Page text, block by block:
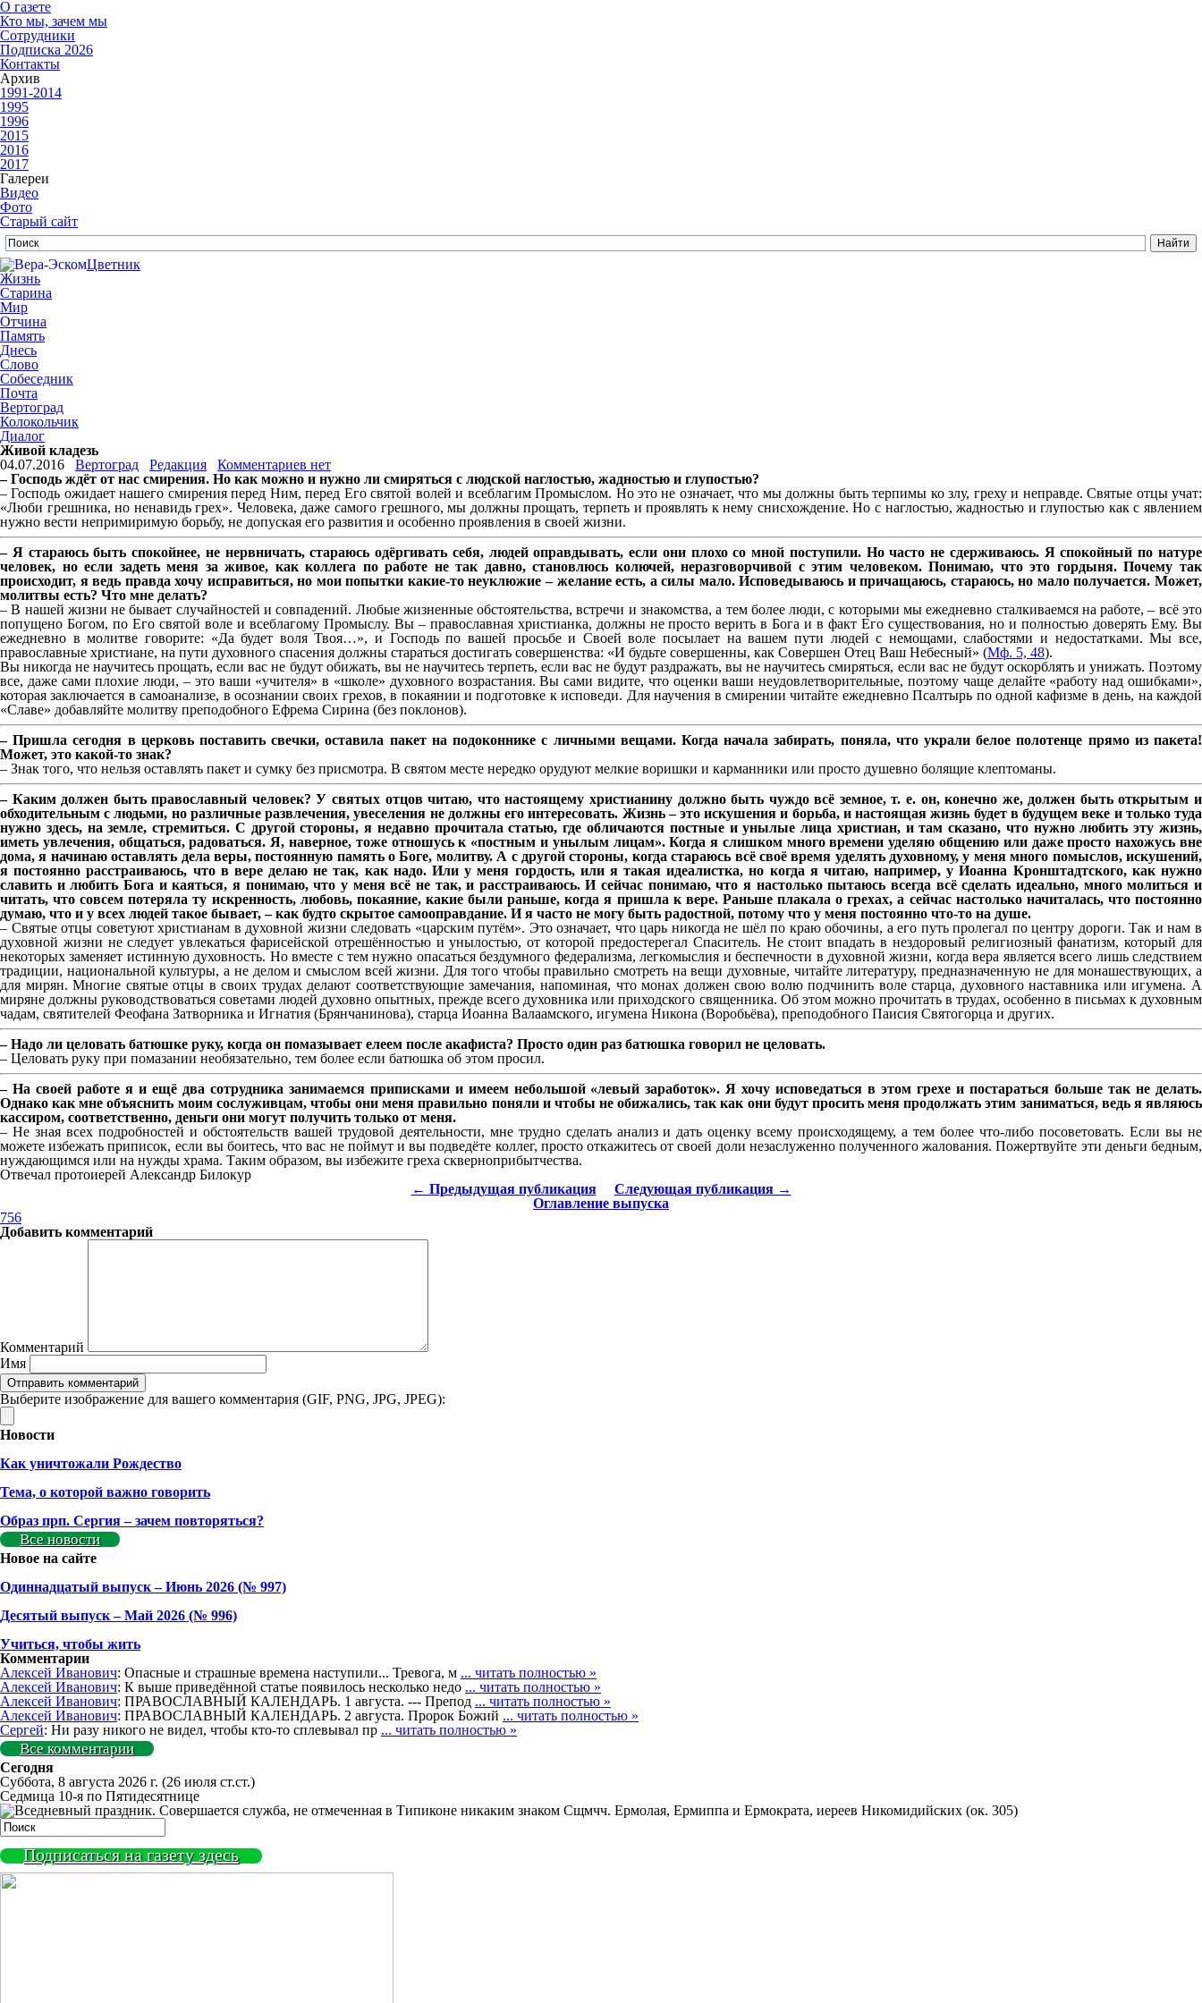
О газете
Кто мы, зачем мы
Сотрудники
Подписка 2026
Контакты
Архив
1991-2014
1995
1996
2015
2016
2017
Галереи
Видео
Фото
Старый сайт
Цветник
Жизнь
Старина
Мир
Отчина
Память
Днесь
Слово
Собеседник
Почта
Вертоград
Колокольчик
Диалог
Живой кладезь
04.07.2016
Вертоград Редакция
Комментариев нет
– Господь ждёт от нас смирения. Но как можно и нужно ли смиряться с людской наглостью, жадностью и глупостью?
– Господь ожидает нашего смирения перед Ним, перед Его святой волей и всеблагим Промыслом. Но это не означает, что мы должны быть терпимы ко злу, греху и неправде. Святые отцы учат:
«Люби грешника, но ненавидь грех». Человека, даже самого грешного, мы должны прощать, терпеть и проявлять к нему снисхождение. Но с наглостью, жадностью и глупостью как с явлением
нужно вести непримиримую борьбу, не допуская его развития и особенно проявления в своей жизни.
– Я стараюсь быть спокойнее, не нервничать, стараюсь одёргивать себя, людей оправдывать, если они плохо со мной поступили. Но часто не сдерживаюсь. Я спокойный по натуре
человек, но если задеть меня за живое, как коллега по работе не так давно, становлюсь колючей, неразговорчивой с этим человеком. Понимаю, что это гордыня. Почему так
происходит, я ведь правда хочу исправиться, но мои попытки какие-то неуклюжие – желание есть, а силы мало. Исповедываюсь и причащаюсь, стараюсь, но мало получается. Может,
молитвы есть? Что мне делать?
– В нашей жизни не бывает случайностей и совпадений. Любые жизненные обстоятельства, встречи и знакомства, а тем более люди, с которыми мы ежедневно сталкиваемся на работе, – всё это
попущено Богом, по Его святой воле и всеблагому Промыслу. Вы – православная христианка, должны не просто верить в Бога и в факт Его существования, но и полностью доверять Ему. Вы
ежедневно в молитве говорите: «Да будет воля Твоя…», и Господь по вашей просьбе и Своей воле посылает на вашем пути людей с немощами, слабостями и недостатками. Мы все,
православные христиане, на пути духовного спасения должны стараться достигать совершенства: «И будьте совершенны, как Совершен Отец Ваш Небесный» (Мф. 5, 48).
Вы никогда не научитесь прощать, если вас не будут обижать, вы не научитесь терпеть, если вас не будут раздражать, вы не научитесь смиряться, если вас не будут оскорблять и унижать. Поэтому
все, даже сами плохие люди, – это ваши «учителя» в «школе» духовного возрастания. Вы сами видите, что оценки ваши неудовлетворительные, поэтому чаще делайте «работу над ошибками»,
которая заключается в самоанализе, в осознании своих грехов, в покаянии и подготовке к исповеди. Для научения в смирении читайте ежедневно Псалтырь по одной кафизме в день, на каждой
«Славе» добавляйте молитву преподобного Ефрема Сирина (без поклонов).
– Пришла сегодня в церковь поставить свечки, оставила пакет на подоконнике с личными вещами. Когда начала забирать, поняла, что украли белое полотенце прямо из пакета!
Может, это какой-то знак?
– Знак того, что нельзя оставлять пакет и сумку без присмотра. В святом месте нередко орудуют мелкие воришки и карманники или просто душевно болящие клептоманы.
– Каким должен быть православный человек? У святых отцов читаю, что настоящему христианину должно быть чуждо всё земное, т. е. он, конечно же, должен быть открытым и
обходительным с людьми, но различные развлечения, увеселения не должны его интересовать. Жизнь – это искушения и борьба, и настоящая жизнь будет в будущем веке и только туда
нужно здесь, на земле, стремиться. С другой стороны, я недавно прочитала статью, где обличаются постные и унылые лица христиан, и там сказано, что нужно любить эту жизнь,
иметь увлечения, общаться, радоваться. Я, наверное, тоже отношусь к «постным и унылым лицам». Когда я слишком много времени уделяю общению или даже просто нахожусь вне
дома, я начинаю оставлять дела веры, постоянную память о Боге, молитву. А с другой стороны, когда стараюсь всё своё время уделять духовному, у меня много помыслов, искушений,
я постоянно расстраиваюсь, что в вере делаю не так, как надо. Или у меня гордость, или я такая идеалистка, но когда я читаю, например, у Иоанна Кронштадтского, как нужно
славить и любить Бога и каяться, я понимаю, что у меня всё не так, и расстраиваюсь. И сейчас понимаю, что я настолько пытаюсь всегда всё сделать идеально, много молиться и
читать, что совсем потеряла ту искренность, любовь, покаяние, какие были раньше, когда я пришла к вере. Раньше плакала о грехах, а сейчас настолько начиталась, что постоянно
думаю, что и у всех людей такое бывает, – как будто скрытое самооправдание. И я часто не могу быть радостной, потому что у меня постоянно что-то на душе.
– Святые отцы советуют христианам в духовной жизни следовать «царским путём». Это означает, что царь никогда не шёл по краю обочины, а его путь пролегал по центру дороги. Так и нам в
духовной жизни не следует увлекаться фарисейской отрешённостью и унылостью, от которой предостерегал Спаситель. Не стоит впадать в нездоровый религиозный фанатизм, который для
некоторых заменяет истинную духовность. Но вместе с тем нужно опасаться бездумного федерализма, легкомыслия и беспечности в духовной жизни, когда вера является всего лишь следствием
традиции, национальной культуры, а не делом и смыслом всей жизни. Для того чтобы правильно смотреть на вещи духовные, читайте литературу, предназначенную не для монашествующих, а
для мирян. Многие святые отцы в своих трудах делают соответствующие замечания, напоминая, что монах должен свою волю подчинить воле старца, духовного наставника или игумена. А
миряне должны руководствоваться советами людей духовно опытных, прежде всего духовника или приходского священника. Об этом можно прочитать в трудах, особенно в письмах к духовным
чадам, святителей Феофана Затворника и Игнатия (Брянчанинова), старца Иоанна Валаамского, игумена Никона (Воробьёва), преподобного Паисия Святогорца и других.
– Надо ли целовать батюшке руку, когда он помазывает елеем после акафиста? Просто один раз батюшка говорил не целовать.
– Целовать руку при помазании необязательно, тем более если батюшка об этом просил.
– На своей работе я и ещё два сотрудника занимаемся приписками и имеем небольшой «левый заработок». Я хочу исповедаться в этом грехе и постараться больше так не делать.
Однако как мне объяснить моим сослуживцам, чтобы они меня правильно поняли и чтобы не обижались, так как они будут просить меня продолжать этим заниматься, ведь я являюсь
кассиром, соответственно, деньги они могут получить только от меня.
– Не зная всех подробностей и обстоятельств вашей трудовой деятельности, мне трудно сделать анализ и дать оценку всему происходящему, а тем более что-либо посоветовать. Если вы не
можете избежать приписок, если вы боитесь, что вас не поймут и вы подведёте коллег, просто откажитесь от своей доли незаслуженно полученного жалования. Пожертвуйте эти деньги бедным,
нуждающимся или на нужды храма. Таким образом, вы избежите греха скверноприбытчества.
Отвечал протоиерей Александр Билокур
← Предыдущая публикация
Следующая публикация →
Оглавление выпуска
756
Добавить комментарий
Комментарий
Имя
Выберите изображение для вашего комментария (GIF, PNG, JPG, JPEG):
Новости
Как уничтожали Рождество
Тема, о которой важно говорить
Образ прп. Сергия – зачем повторяться?
Все новости
Новое на сайте
Одиннадцатый выпуск – Июнь 2026 (№ 997)
Деcятый выпуск – Май 2026 (№ 996)
Учиться, чтобы жить
Комментарии
Алексей Иванович: Опасные и страшные времена наступили... Тревога, м ... читать полностью »
Алексей Иванович: К выше приведённой статье появилось несколько недо ... читать полностью »
Алексей Иванович: ПРАВОСЛАВНЫЙ КАЛЕНДАРЬ. 1 августа. --- Препод ... читать полностью »
Алексей Иванович: ПРАВОСЛАВНЫЙ КАЛЕНДАРЬ. 2 августа. Пророк Божий ... читать полностью »
Сергей: Ни разу никого не видел, чтобы кто-то сплевывал пр ... читать полностью »
Все комментарии
Сегодня
Суббота, 8 августа 2026 г. (26 июля ст.ст.)
Седмица 10-я по Пятидесятнице
Сщмчч. Ермолая, Ермиппа и Ермократа, иереев Никомидийских (ок. 305)
Подписаться на газету здесь